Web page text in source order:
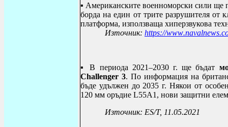
▪ Американските военноморски сили ще
борда на един от трите разрушителя от
платформа, използваща хиперзвукова
Източник: https://www.navalnews.
▪ В периода 2021–2030 г. ще бъдат
Challenger 3. По информация на
бъде удължен до 2035 г. Някои от
120 мм оръдие L55A1, нови защитни
Източник: ЕS/Т, 11.05.2021